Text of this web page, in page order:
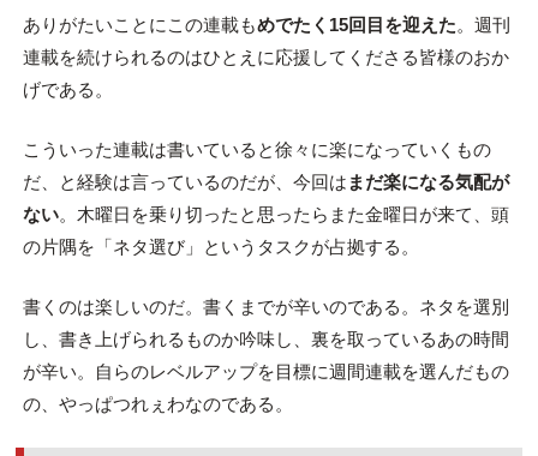
ありがたいことにこの連載もめでたく15回目を迎えた。週刊
連載を続けられるのはひとえに応援してくださる皆様のおか
げである。
こういった連載は書いていると徐々に楽になっていくもの
だ、と経験は言っているのだが、今回は まだ楽になる気配が
ない。木曜日を乗り切ったと思ったらまた金曜日が来て、頭
の片隅を「ネタ選び」というタスクが占拠する。
書くのは楽しいのだ。書くまでが辛いのである。ネタを選別
し、書き上げられるものか吟味し、裏を取っているあの時間
が辛い。自らのレベルアップを目標に週間連載を選んだもの
の、やっぱつれぇわなのである。